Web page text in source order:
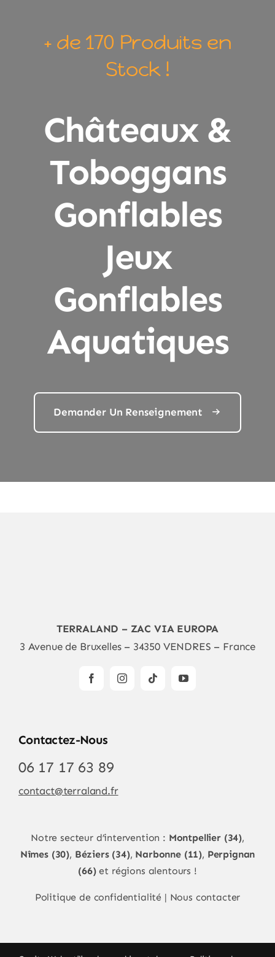
+ de 170 Produits en
Stock !
Châteaux &
Toboggans
Gonflables
Jeux
Gonflables
Aquatiques
Demander Un Renseignement
TERRALAND – ZAC VIA EUROPA
3 Avenue de Bruxelles – 34350 VENDRES – France
Contactez-Nous
06 17 17 63 89
contact@terraland.fr
Notre secteur d’intervention : Montpellier (34),
Nîmes (30), Béziers (34), Narbonne (11), Perpignan
(66)et régions alentours !
Politique de confidentialité | Nous contacter